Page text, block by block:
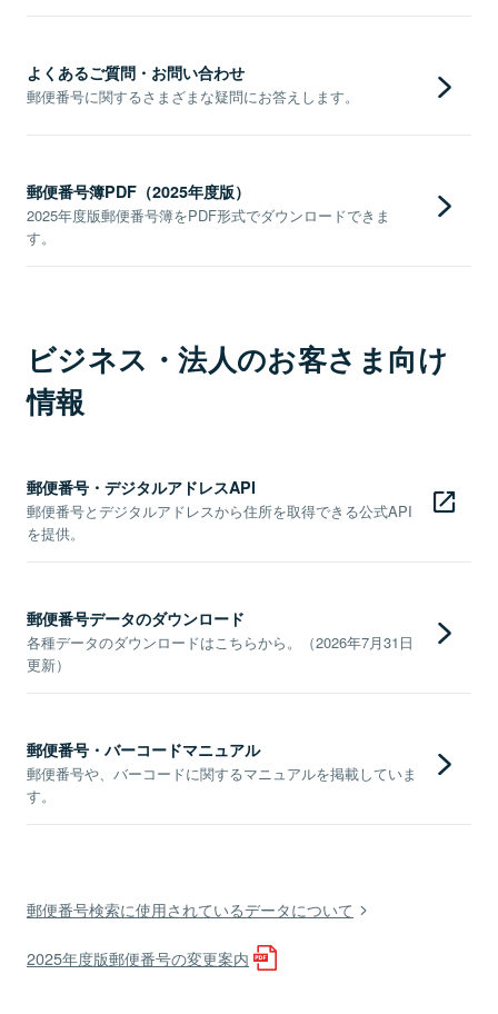
よくあるご質問・お問い合わせ
郵便番号に関するさまざまな疑問にお答えします。
郵便番号簿PDF（2025年度版）
2025年度版郵便番号簿をPDF形式でダウンロードできま
す。
ビジネス・法人のお客さま向け
情報
郵便番号・デジタルアドレスAPI
郵便番号とデジタルアドレスから住所を取得できる公式API
を提供。
郵便番号データのダウンロード
各種データのダウンロードはこちらから。（2026年7月31日
更新）
郵便番号・バーコードマニュアル
郵便番号や、バーコードに関するマニュアルを掲載していま
す。
郵便番号検索に使用されているデータについて
2025年度版郵便番号の変更案内